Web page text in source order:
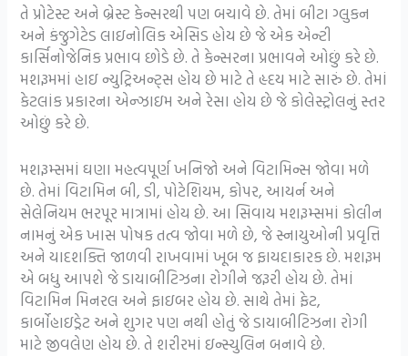
તે પ્રોટેસ્ટ અને બ્રેસ્ટ કેન્સરથી પણ બચાવે છે. તેમાં બીટા ગ્લુકન
અને કંજુગેટેડ લાઇનોલિક એસિડ હોય છે જે એક એન્ટી
કાર્સિનોજેનિક પ્રભાવ છોડે છે. તે કેન્સરના પ્રભાવને ઓછું કરે છે.
મશરૂમમાં હાઇ ન્યુટ્રિઅન્ટ્સ હોય છે માટે તે હૃદય માટે સારું છે. તેમાં
કેટલાંક પ્રકારના એન્ઝાઇમ અને રેસા હોય છે જે કોલેસ્ટ્રોલનું સ્તર
ઓછું કરે છે.
મશરૂમ્સમાં ઘણા મહત્વપૂર્ણ ખનિજો અને વિટામિન્સ જોવા મળે
છે. તેમાં વિટામિન બી, ડી, પોટેશિયમ, કોપર, આયર્ન અને
સેલેનિયમ ભરપૂર માત્રામાં હોય છે. આ સિવાય મશરૂમ્સમાં કોલીન
નામનું એક ખાસ પોષક તત્વ જોવા મળે છે, જે સ્નાયુઓની પ્રવૃત્તિ
અને યાદશક્તિ જાળવી રાખવામાં ખૂબ જ ફાયદાકારક છે. મશરૂમ
એ બધુ આપશે જે ડાયાબીટિઝના રોગીને જરૂરી હોય છે. તેમાં
વિટામિન મિનરલ અને ફાઇબર હોય છે. સાથે તેમાં ફેટ,
કાર્બોહાઇડ્રેટ અને શુગર પણ નથી હોતું જે ડાયાબીટિઝના રોગી
માટે જીવલેણ હોય છે. તે શરીરમાં ઇન્સ્યુલિન બનાવે છે.